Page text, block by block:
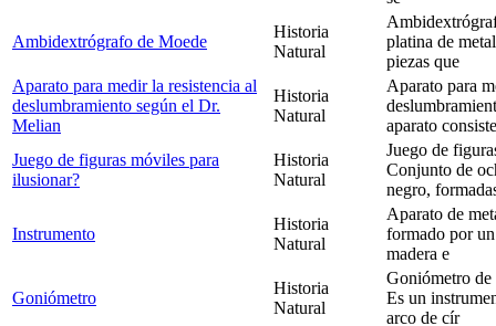
Ambidextrógrafo de Moede
Historia
Natural
platina de
piezas que
Aparato para medir la resistencia al
deslumbramiento según el Dr.
Melian
Historia
Natural
Aparato para
aparato
Juego de figuras móviles para
ilusionar?
Historia
Natural
Juego de
Conjunto de
negro,
Instrumento
Historia
Natural
Aparato de
formado por
madera e
Goniómetro
Historia
Natural
Goniómetro de
Es un
arco de cír